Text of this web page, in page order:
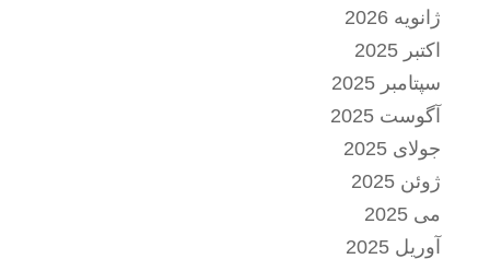
ژانویه 2026
اکتبر 2025
سپتامبر 2025
آگوست 2025
جولای 2025
ژوئن 2025
می 2025
آوریل 2025